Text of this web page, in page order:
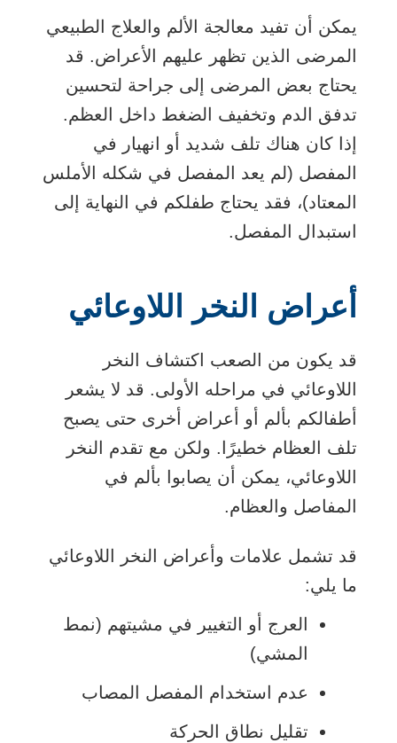
يمكن أن تفيد معالجة الألم والعلاج الطبيعي
المرضى الذين تظهر عليهم الأعراض. قد
يحتاج بعض المرضى إلى جراحة لتحسين
تدفق الدم وتخفيف الضغط داخل العظم.
إذا كان هناك تلف شديد أو انهيار في
المفصل (لم يعد المفصل في شكله الأملس
المعتاد)، فقد يحتاج طفلكم في النهاية إلى
استبدال المفصل.
أعراض النخر اللاوعائي
قد يكون من الصعب اكتشاف النخر
اللاوعائي في مراحله الأولى. قد لا يشعر
أطفالكم بألم أو أعراض أخرى حتى يصبح
تلف العظام خطيرًا. ولكن مع تقدم النخر
اللاوعائي، يمكن أن يصابوا بألم في
المفاصل والعظام.
قد تشمل علامات وأعراض النخر اللاوعائي
ما يلي:
العرج أو التغيير في مشيتهم (نمط
المشي)
عدم استخدام المفصل المصاب
تقليل نطاق الحركة